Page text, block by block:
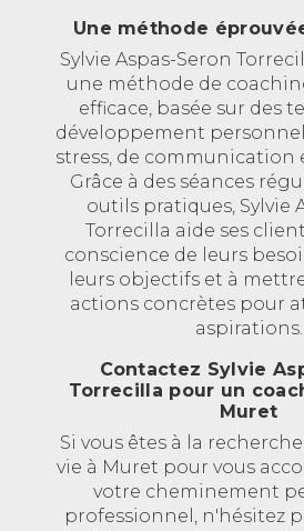
Une méthode
Sylvie Aspas-Seron
une méthode de
efficace, basée sur des
développement
stress, de communication
Grâce à des séances
outils pratiques, Sylvie
Torrecilla aide ses
conscience de leurs
leurs objectifs et à
actions concrètes pour
aspirations.
Contactez Sylvie
Torrecilla pour un
Muret
Si vous êtes à la
vie à Muret pour vous
votre cheminement
professionnel, n'hésitez